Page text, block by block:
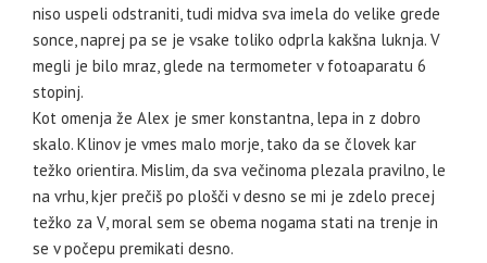
niso uspeli odstraniti, tudi midva sva imela do velike grede
sonce, naprej pa se je vsake toliko odprla kakšna luknja. V
megli je bilo mraz, glede na termometer v fotoaparatu 6
stopinj.
Kot omenja že Alex je smer konstantna, lepa in z dobro
skalo. Klinov je vmes malo morje, tako da se človek kar
težko orientira. Mislim, da sva večinoma plezala pravilno, le
na vrhu, kjer prečiš po plošči v desno se mi je zdelo precej
težko za V, moral sem se obema nogama stati na trenje in
se v počepu premikati desno.